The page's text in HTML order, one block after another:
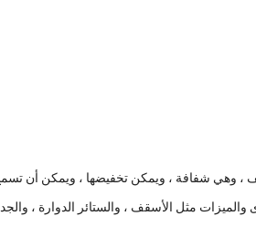
، وهي شفافة ، ويمكن تخفيضها ، ويمكن أن
مثل الأسقف ، والستائر الدوارة ،